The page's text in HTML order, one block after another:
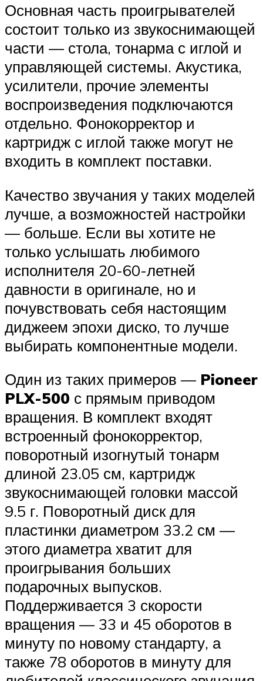
Основная часть проигрывателей
состоит только из звукоснимающей
части — стола, тонарма с иглой и
управляющей системы. Акустика,
усилители, прочие элементы
воспроизведения подключаются
отдельно. Фонокорректор и
картридж с иглой также могут не
входить в комплект поставки.
Качество звучания у таких моделей
лучше, а возможностей настройки
— больше. Если вы хотите не
только услышать любимого
исполнителя 20-60-летней
давности в оригинале, но и
почувствовать себя настоящим
диджеем эпохи диско, то лучше
выбирать компонентные модели.
Один из таких примеров — Pioneer
PLX-500 с прямым приводом
вращения. В комплект входят
встроенный фонокорректор,
поворотный изогнутый тонарм
длиной 23.05 см, картридж
звукоснимающей головки массой
9.5 г. Поворотный диск для
пластинки диаметром 33.2 см —
этого диаметра хватит для
проигрывания больших
подарочных выпусков.
Поддерживается 3 скорости
вращения — 33 и 45 оборотов в
минуту по новому стандарту, а
также 78 оборотов в минуту для